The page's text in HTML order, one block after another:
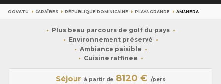
OOVATU CARAÏBES RÉPUBLIQUE DOMINICAINE PLAYA GRANDE AMANERA
Plus beau parcours de golf du pays
Environnement préservé
Ambiance paisible
Cuisine raffinée
Séjour à partir de 8120 €
/pers